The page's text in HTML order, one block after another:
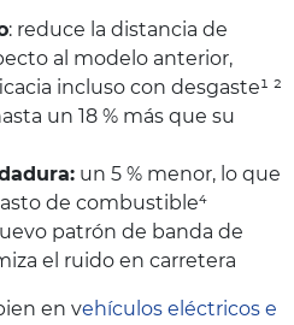
: reduce la distancia de
al modelo anterior,
incluso con desgaste¹ ²
un 18 % más que su
un 5 % menor, lo que
de combustible⁴
patrón de banda de
el ruido en carretera
en vehículos eléctricos e